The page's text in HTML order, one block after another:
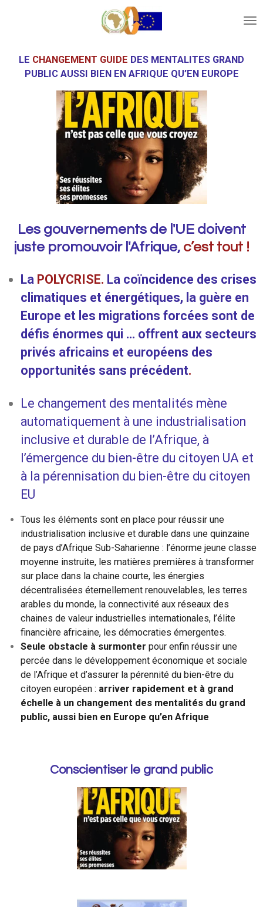
hoofdinhoud
LE CHANGEMENT GUIDE DES MENTALITES GRAND
PUBLIC AUSSI BIEN EN AFRIQUE QU’EN EUROPE
Les gouvernements de l'UE doivent
juste promouvoir l'Afrique, c’est tout !
La POLYCRISE. La coïncidence des crises
climatiques et énergétiques, la guère en
Europe et les migrations forcées sont de
défis énormes qui ... offrent aux secteurs
privés africains et européens des
opportunités sans précédent.
Le changement des mentalités mène
automatiquement à une industrialisation
inclusive et durable de l’Afrique, à
l’émergence du bien-être du citoyen UA et
à la pérennisation du bien-être du citoyen
EU
Tous les éléments sont en place pour réussir une
industrialisation inclusive et durable dans une quinzaine
de pays d’Afrique Sub-Saharienne : l’énorme jeune classe
moyenne instruite, les matières premières à transformer
sur place dans la chaine courte, les énergies
décentralisées éternellement renouvelables, les terres
arables du monde, la connectivité aux réseaux des
chaines de valeur industrielles internationales, l’élite
financière africaine, les démocraties émergentes.
Seule obstacle à surmonter pour enfin réussir une
percée dans le développement économique et sociale
de l’Afrique et d’assurer la pérennité du bien-être du
citoyen européen : arriver rapidement et à grand
échelle à un changement des mentalités du grand
public, aussi bien en Europe qu’en Afrique
Conscientiser le grand public